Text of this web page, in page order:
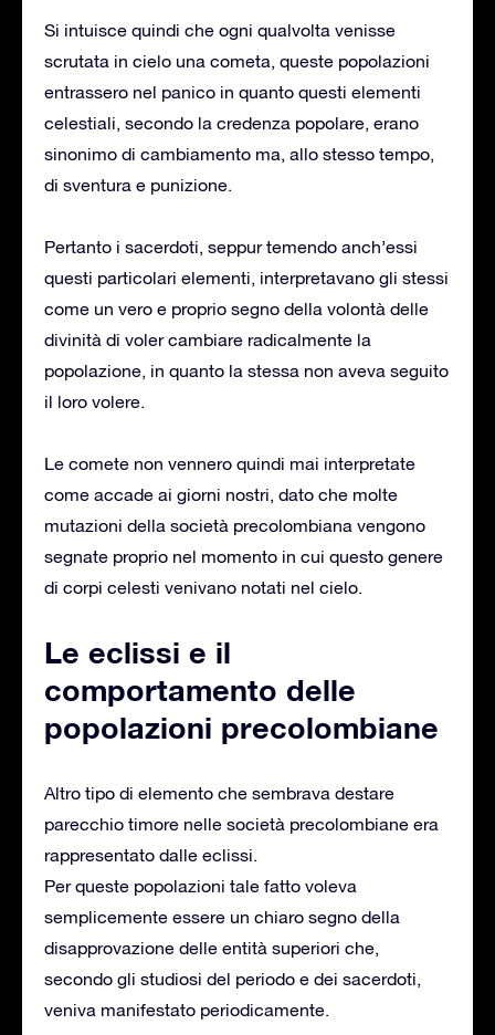
Si intuisce quindi che ogni qualvolta venisse
scrutata in cielo una cometa, queste popolazioni
entrassero nel panico in quanto questi elementi
celestiali, secondo la credenza popolare, erano
sinonimo di cambiamento ma, allo stesso tempo,
di sventura e punizione.
Pertanto i sacerdoti, seppur temendo anch’essi
questi particolari elementi, interpretavano gli stessi
come un vero e proprio segno della volontà delle
divinità di voler cambiare radicalmente la
popolazione, in quanto la stessa non aveva seguito
il loro volere.
Le comete non vennero quindi mai interpretate
come accade ai giorni nostri, dato che molte
mutazioni della società precolombiana vengono
segnate proprio nel momento in cui questo genere
di corpi celesti venivano notati nel cielo.
Le eclissi e il
comportamento delle
popolazioni precolombiane
Altro tipo di elemento che sembrava destare
parecchio timore nelle società precolombiane era
rappresentato dalle eclissi.
Per queste popolazioni tale fatto voleva
semplicemente essere un chiaro segno della
disapprovazione delle entità superiori che,
secondo gli studiosi del periodo e dei sacerdoti,
veniva manifestato periodicamente.